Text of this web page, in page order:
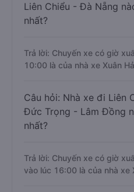
Liên Chiểu - Đà Nẵng
nhất?
Trả lời: Chuyến xe có giờ
10:00 là của nhà xe Xuân
Câu hỏi: Nhà xe đi Liên
Đức Trọng - Lâm Đồng
nhất?
Trả lời: Chuyến xe có giờ
vào lúc 16:00 là của nhà xe